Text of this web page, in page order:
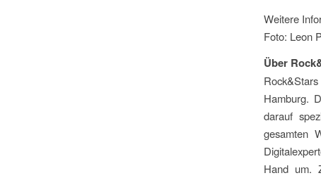
Weitere
Foto: Leon
Über
Hamburg.
darauf
gesamten
Hand um.